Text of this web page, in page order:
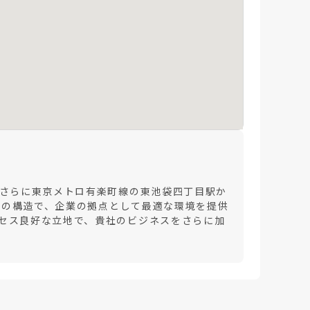
らに東京メトロ有楽町線の東池袋四丁目駅か
構造で、企業の拠点として最適な環境を提供
ス良好な立地で、貴社のビジネスをさらに加